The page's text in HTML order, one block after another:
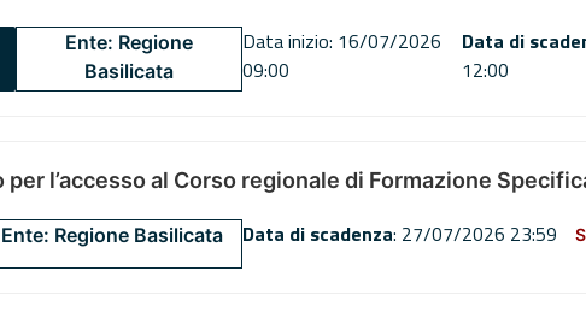
Ente: Regione
Basilicata
Data inizio: 16/07/2026
09:00
Data di
12:00
per l’accesso al Corso regionale di Formazione
Ente: Regione Basilicata Data di scadenza: 27/07/2026 23:59